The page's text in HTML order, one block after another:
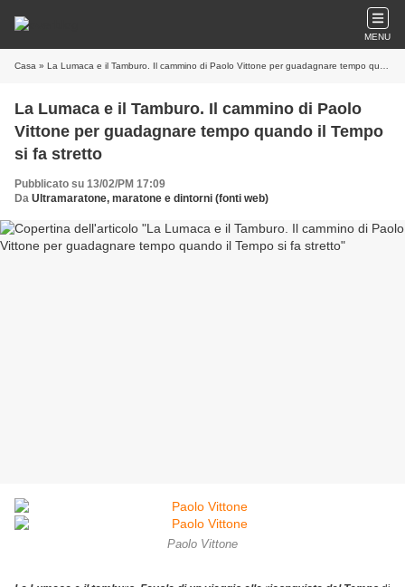
MENU
Casa » La Lumaca e il Tamburo. Il cammino di Paolo Vittone per guadagnare tempo quando il Tempo si fa stretto
La Lumaca e il Tamburo. Il cammino di Paolo
Vittone per guadagnare tempo quando il Tempo
si fa stretto
Pubblicato su 13/02/PM 17:09
Da Ultramaratone, maratone e dintorni (fonti web)
Paolo Vittone